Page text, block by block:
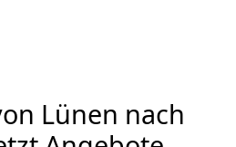
Lünen nach